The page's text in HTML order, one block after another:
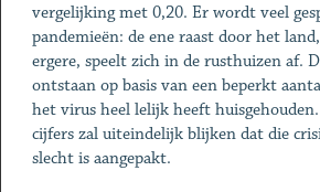
vergelijking met 0,20. Er wordt veel
pandemieën: de ene raast door het
ergere, speelt zich in de rusthuizen af.
ontstaan op basis van een beperkt
het virus heel lelijk heeft
cijfers zal uiteindelijk blijken dat die
slecht is aangepakt.